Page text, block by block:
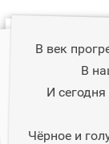
В век
В
И
Чёрное и